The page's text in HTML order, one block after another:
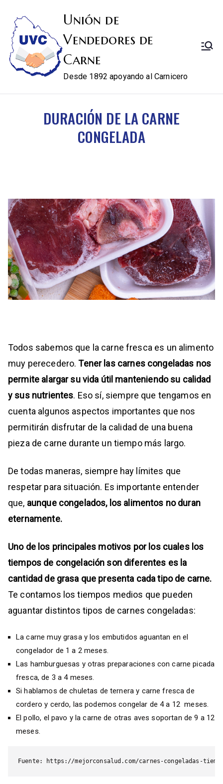
Unión de
Vendedores de
Carne
Desde 1892 apoyando al Carnicero
DURACIÓN DE LA CARNE
CONGELADA
Todos sabemos que la carne fresca es un alimento
muy perecedero.Tener las carnes congeladas nos
permite alargar su vida útil manteniendo su calidad
y sus nutrientes. Eso sí, siempre que tengamos en
cuenta algunos aspectos importantes que nos
permitirán disfrutar de la calidad de una buena
pieza de carne durante un tiempo más largo.
De todas maneras, siempre hay límites que
respetar para situación. Es importante entender
que, aunque congelados, los alimentos no duran
eternamente.
Uno de los principales motivos por los cuales los
tiempos de congelación son diferentes es la
cantidad de grasa que presenta cada tipo de carne.
Te contamos los tiempos medios que pueden
aguantar distintos tipos de carnes congeladas:
La carne muy grasa y los embutidos aguantan en el
congelador de 1 a 2 meses.
Las hamburguesas y otras preparaciones con carne picada
fresca, de 3 a 4 meses.
Si hablamos de chuletas de ternera y carne fresca de
cordero y cerdo, las podemos congelar de 4 a 12 meses.
El pollo, el pavo y la carne de otras aves soportan de 9 a 12
meses.
Fuente: https://mejorconsalud.com/carnes-congeladas-